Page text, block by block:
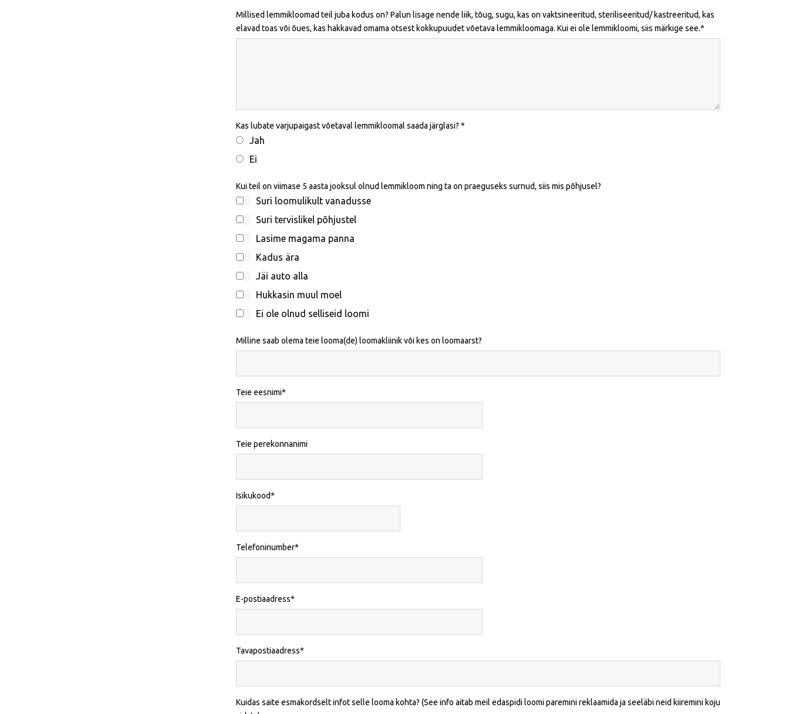
Millised lemmikloomad teil juba kodus on? Palun lisage nende liik, tõug, sugu, kas on vaktsineeritud, steriliseeritud/ kastreeritud, kas
elavad toas või õues, kas hakkavad omama otsest kokkupuudet võetava lemmikloomaga. Kui ei ole lemmikloomi, siis märkige see.
Kas lubate varjupaigast võetaval lemmikloomal saada järglasi?
Jah
Ei
Kui teil on viimase 5 aasta jooksul olnud lemmikloom ning ta on praeguseks surnud, siis mis põhjusel?
Suri loomulikult vanadusse
Suri tervislikel põhjustel
Lasime magama panna
Kadus ära
Jäi auto alla
Hukkasin muul moel
Ei ole olnud selliseid loomi
Milline saab olema teie looma(de) loomakliinik või kes on loomaarst?
Teie eesnimi
Teie perekonnanimi
Isikukood
Telefoninumber
E-postiaadress
Tavapostiaadress
Kuidas saite esmakordselt infot selle looma kohta? (See info aitab meil edaspidi loomi paremini reklaamida ja seeläbi neid kiiremini koju